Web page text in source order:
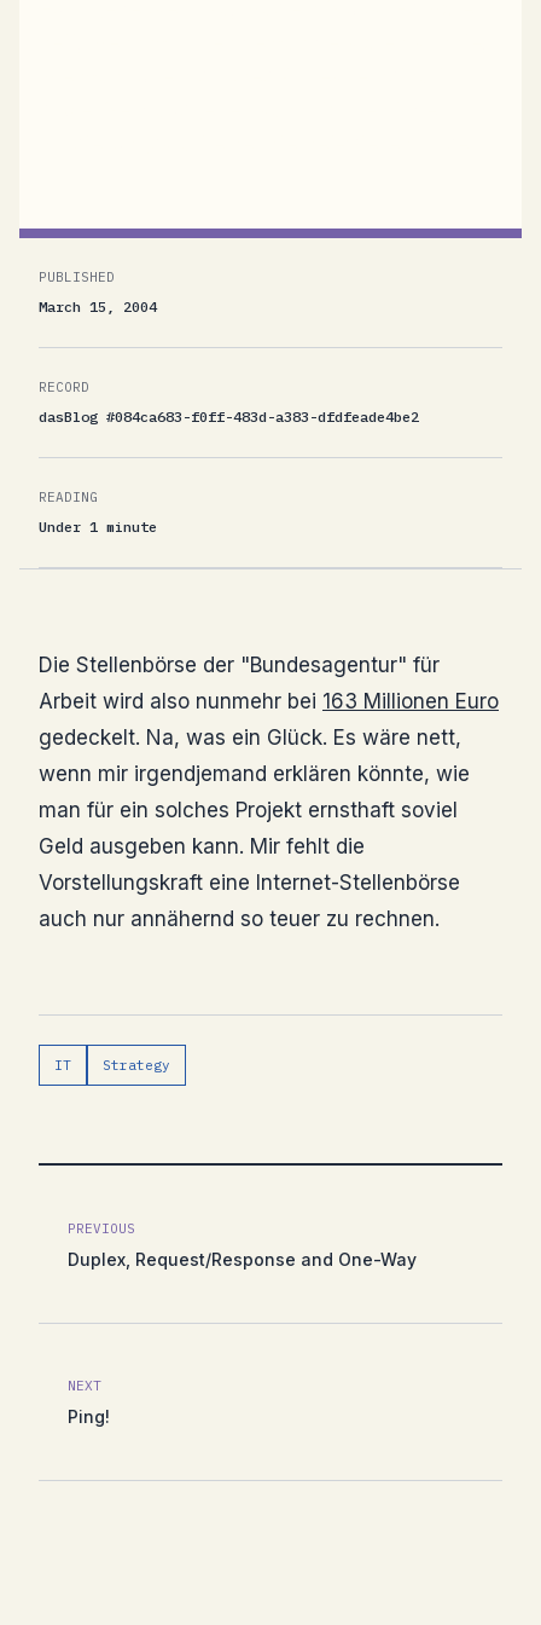
PUBLISHED
March 15, 2004
RECORD
dasBlog #084ca683-f0ff-483d-a383-dfdfeade4be2
READING
Under 1 minute
Die Stellenbörse der "Bundesagentur" für
Arbeit wird also nunmehr bei 163 Millionen Euro
gedeckelt. Na, was ein Glück. Es wäre nett,
wenn mir irgendjemand erklären könnte, wie
man für ein solches Projekt ernsthaft soviel
Geld ausgeben kann. Mir fehlt die
Vorstellungskraft eine Internet-Stellenbörse
auch nur annähernd so teuer zu rechnen.
IT Strategy
PREVIOUS
Duplex, Request/Response and One-Way
NEXT
Ping!